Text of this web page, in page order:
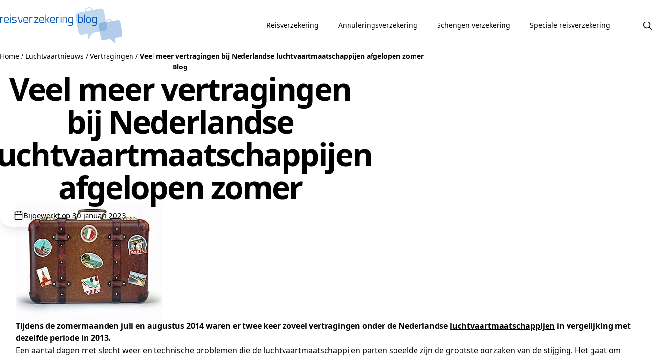
Reisverzekering Annuleringsverzekering Schengen verzekering Speciale reisverzekering
Home / Luchtvaartnieuws / Vertragingen / Veel meer vertragingen bij Nederlandse luchtvaartmaatschappijen afgelopen zomer
Blog
Veel meer vertragingen
bij Nederlandse
afgelopen zomer
Bijgewerkt op 30 januari 2023
Tijdens de zomermaanden juli en augustus 2014 waren er twee keer zoveel vertragingen onder de Nederlandse luchtvaartmaatschappijen in vergelijking met
dezelfde periode in 2013.
Een aantal dagen met slecht weer en technische problemen die de luchtvaartmaatschappijen parten speelde zijn de grootste oorzaken van de stijging. Het gaat om